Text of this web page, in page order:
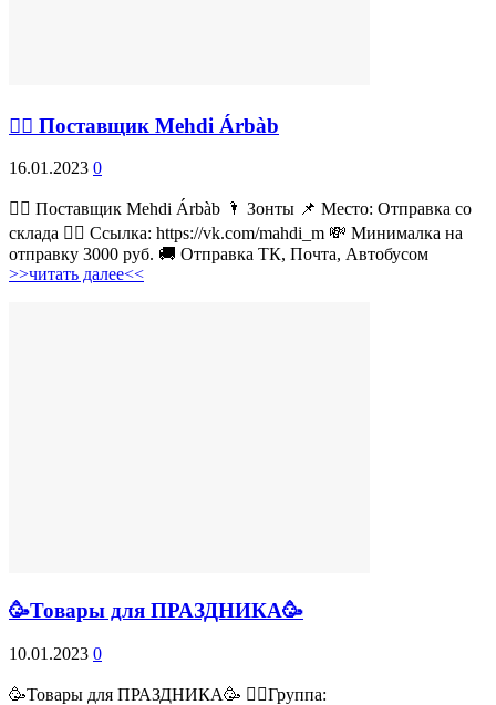
💁‍♂ Поставщик Mehdi Árbàb
16.01.2023 0
💁‍♂ Поставщик Mehdi Árbàb 🌂 Зонты 📌 Место: Отправка со
склада 👉🏻 Ссылка: https://vk.com/mahdi_m 💸 Минималка на
отправку 3000 руб. 🚚 Отправка ТК, Почта, Автобусом
>>читать далее<<
🥳Товары для ПРАЗДНИКА🥳
10.01.2023 0
🥳Товары для ПРАЗДНИКА🥳 👉🏻Группа: